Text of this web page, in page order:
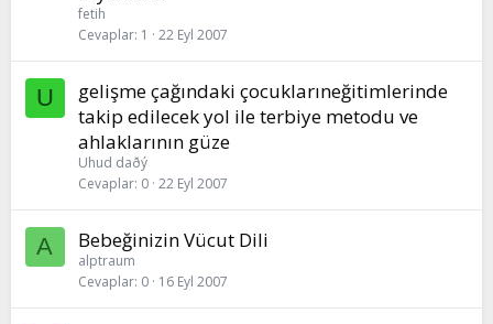
fetih
Cevaplar 1 22 Eyl 2007
U
gelişme çağındaki çocuklarıneğitimlerinde
takip edilecek yol ile terbiye metodu ve
ahlaklarının güze
Uhud daðý
Cevaplar 0 22 Eyl 2007
A Bebeğinizin Vücut Dili
alptraum
Cevaplar 0 16 Eyl 2007